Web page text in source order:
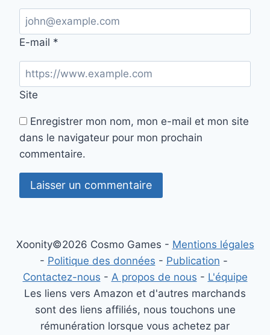
E-mail *
Site
Enregistrer mon nom, mon e-mail et mon site
dans le navigateur pour mon prochain
commentaire.
Xoonity©2026 Cosmo Games - Mentions légales
- Politique des données - Publication -
Contactez-nous - A propos de nous - L'équipe
Les liens vers Amazon et d'autres marchands
sont des liens affiliés, nous touchons une
rémunération lorsque vous achetez par